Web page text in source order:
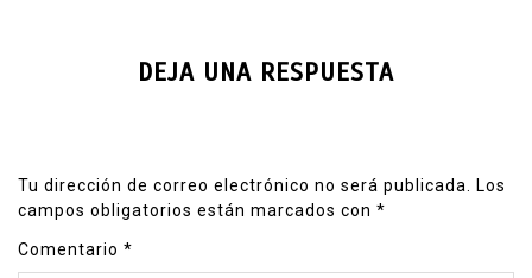
DEJA UNA RESPUESTA
Tu dirección de correo electrónico no será publicada.
Los
campos obligatorios están marcados con *
Comentario *